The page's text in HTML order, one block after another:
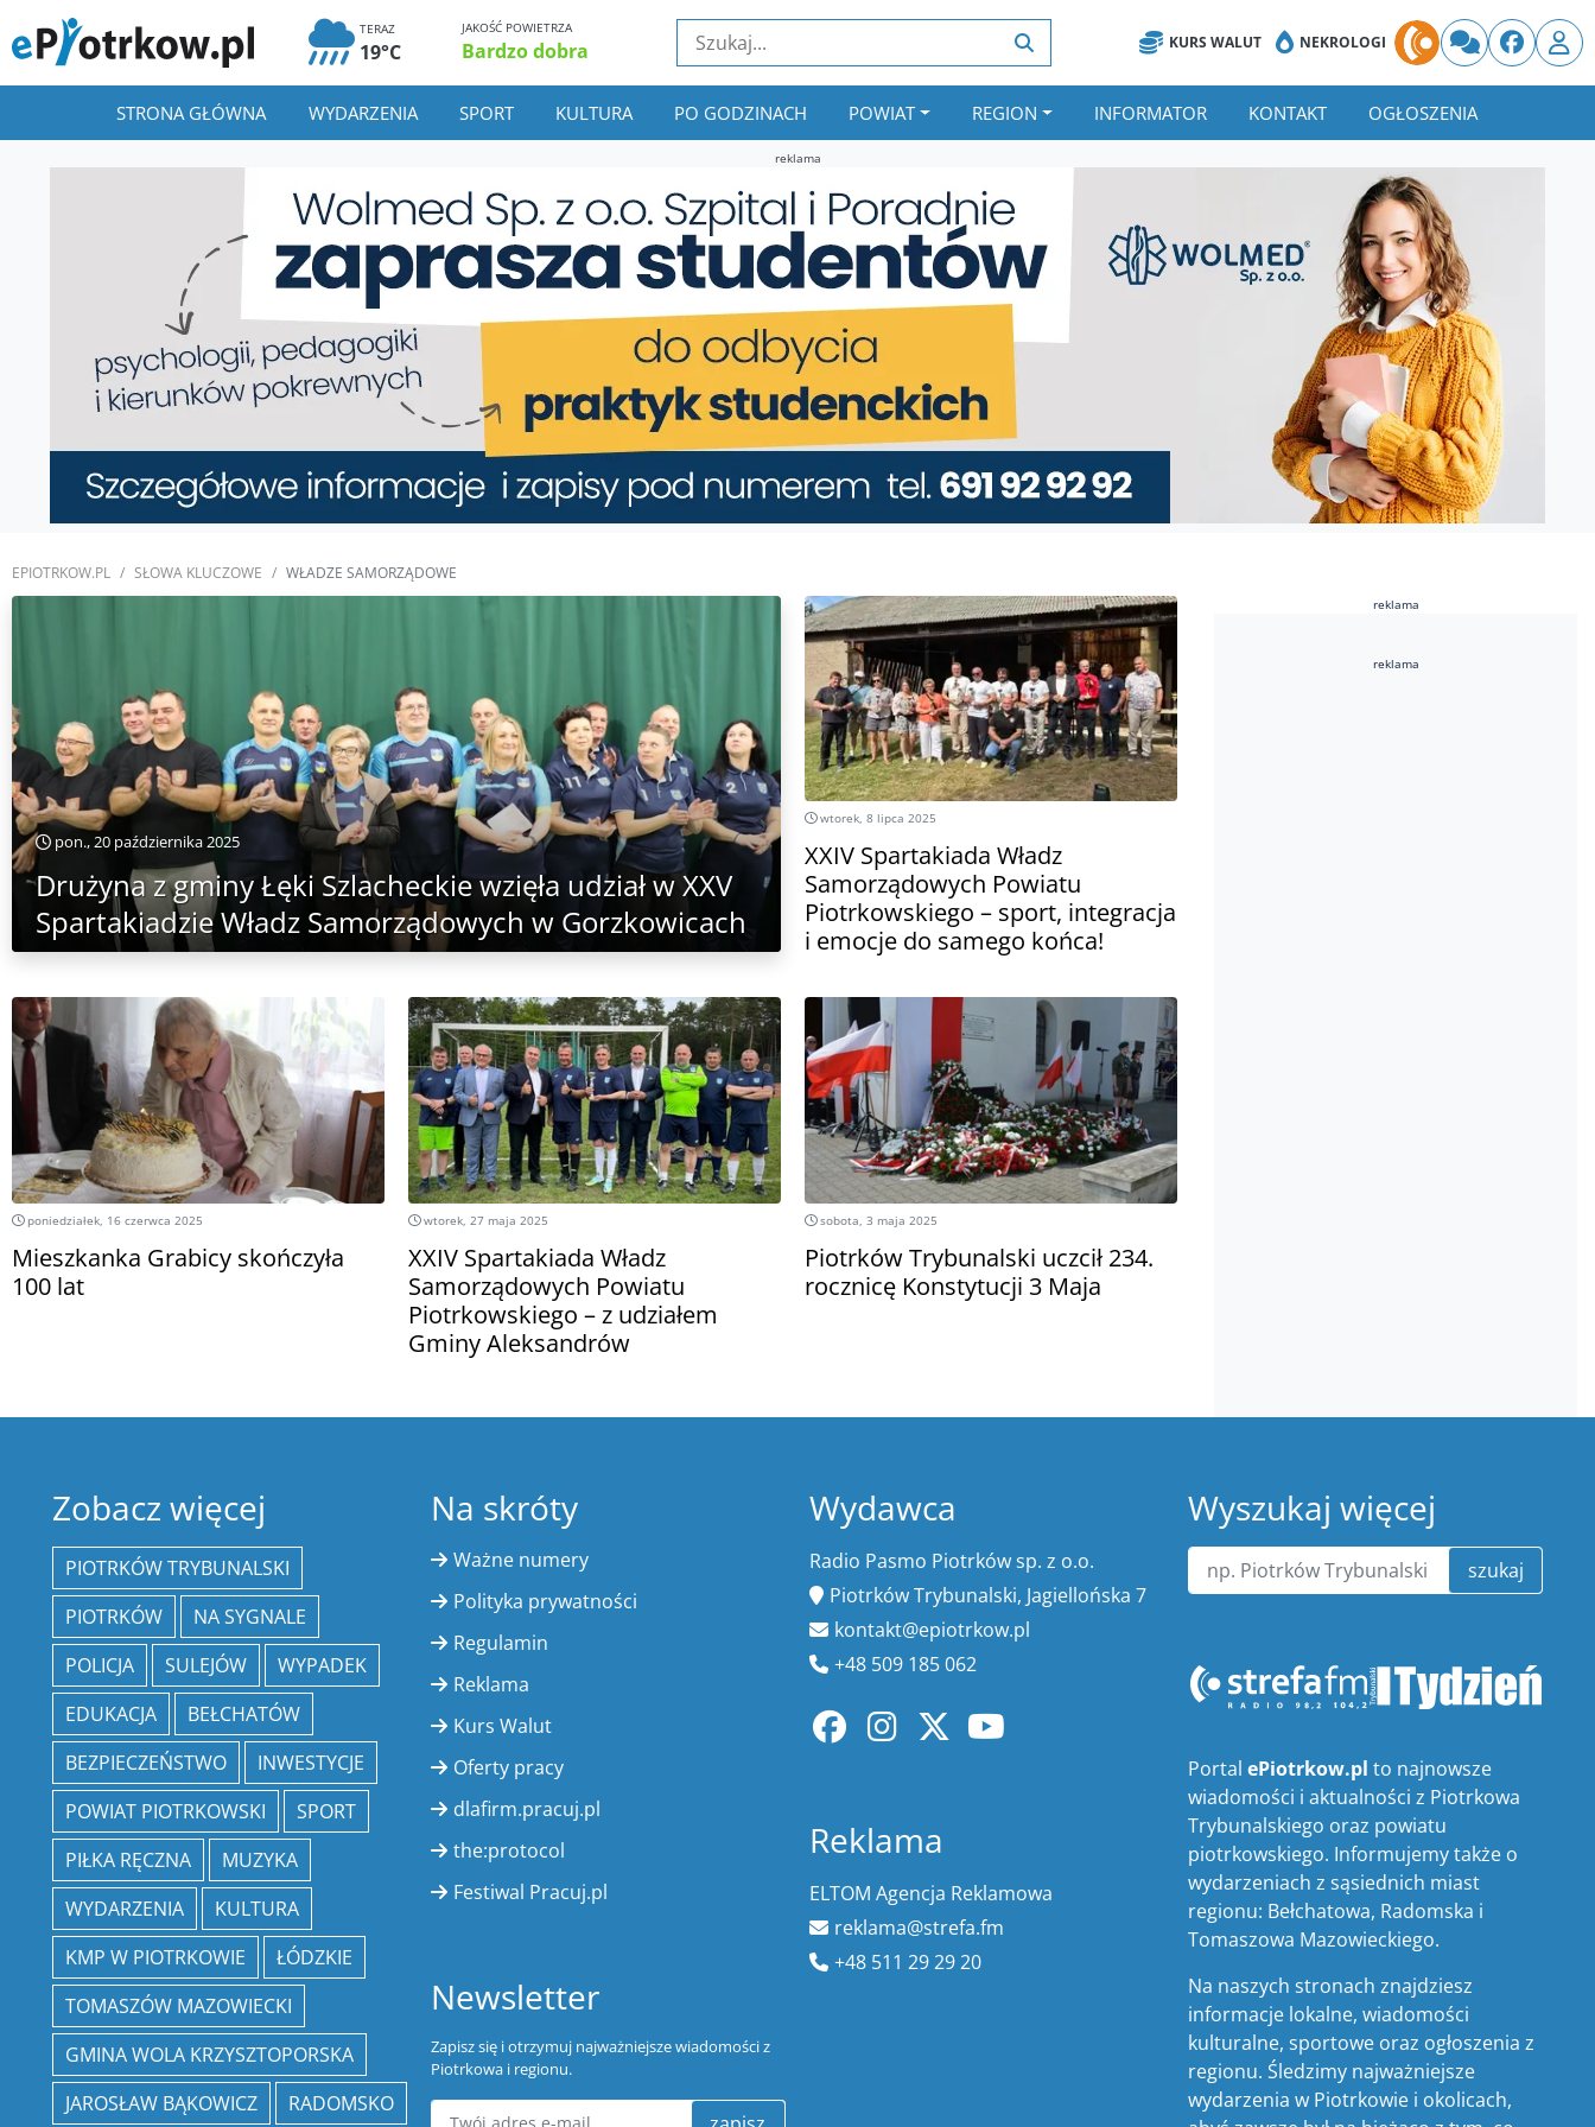
TERAZ
19°C
JAKOŚĆ POWIETRZA
Bardzo dobra KURS WALUT NEKROLOGI
STRONA GŁÓWNA WYDARZENIA SPORT KULTURA PO GODZINACH POWIAT REGION INFORMATOR KONTAKT OGŁOSZENIA
reklama
EPIOTRKOW.PL SŁOWA KLUCZOWE WŁADZE SAMORZĄDOWE
pon., 20 października 2025
Drużyna z gminy Łęki Szlacheckie wzięła udział w XXV
Spartakiadzie Władz Samorządowych w Gorzkowicach
wtorek, 8 lipca 2025
XXIV Spartakiada Władz
Samorządowych Powiatu
Piotrkowskiego – sport, integracja
i emocje do samego końca!
poniedziałek, 16 czerwca 2025
Mieszkanka Grabicy skończyła
100 lat
wtorek, 27 maja 2025
XXIV Spartakiada Władz
Samorządowych Powiatu
Piotrkowskiego – z udziałem
Gminy Aleksandrów
sobota, 3 maja 2025
Piotrków Trybunalski uczcił 234.
rocznicę Konstytucji 3 Maja
reklama
reklama
Zobacz więcej
PIOTRKÓW TRYBUNALSKI
PIOTRKÓW
NA SYGNALE
POLICJA
SULEJÓW
WYPADEK
EDUKACJA
BEŁCHATÓW
BEZPIECZEŃSTWO
INWESTYCJE
POWIAT PIOTRKOWSKI
SPORT
PIŁKA RĘCZNA
MUZYKA
WYDARZENIA
KULTURA
KMP W PIOTRKOWIE
ŁÓDZKIE
TOMASZÓW MAZOWIECKI
GMINA WOLA KRZYSZTOPORSKA
JAROSŁAW BĄKOWICZ
RADOMSKO
Na skróty
Ważne numery
Polityka prywatności
Regulamin
Reklama
Kurs Walut
Oferty pracy
dlafirm.pracuj.pl
the:protocol
Festiwal Pracuj.pl
Newsletter
Zapisz się i otrzymuj najważniejsze wiadomości z
Piotrkowa i regionu.
Wydawca
Radio Pasmo Piotrków sp. z o.o.
Piotrków Trybunalski, Jagiellońska 7
kontakt@epiotrkow.pl
+48 509 185 062
Reklama
ELTOM Agencja Reklamowa
reklama@strefa.fm
+48 511 29 29 20
Wyszukaj więcej
szukaj
PortalePiotrkow.pl to najnowsze
wiadomości i aktualności z Piotrkowa
Trybunalskiego oraz powiatu
piotrkowskiego. Informujemy także o
wydarzeniach z sąsiednich miast
regionu: Bełchatowa, Radomska i
Tomaszowa Mazowieckiego.
Na naszych stronach znajdziesz
informacje lokalne, wiadomości
kulturalne, sportowe oraz ogłoszenia z
regionu. Śledzimy najważniejsze
wydarzenia w Piotrkowie i okolicach,